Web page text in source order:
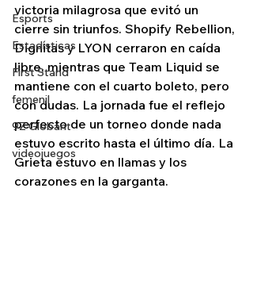
Esports
Estadísticas
First Stand
femenil
9Z Globant
videojuegos
victoria milagrosa que evitó un
cierre sin triunfos. Shopify Rebellion,
Dignitas y LYON cerraron en caída
libre, mientras que Team Liquid se
mantiene con el cuarto boleto, pero
con dudas. La jornada fue el reflejo
perfecto de un torneo donde nada
estuvo escrito hasta el último día. La
Grieta estuvo en llamas y los
corazones en la garganta.